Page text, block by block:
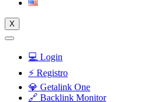
X
💻 Login
⚡️ Registro
💎 Getalink One
🔗 Backlink Monitor